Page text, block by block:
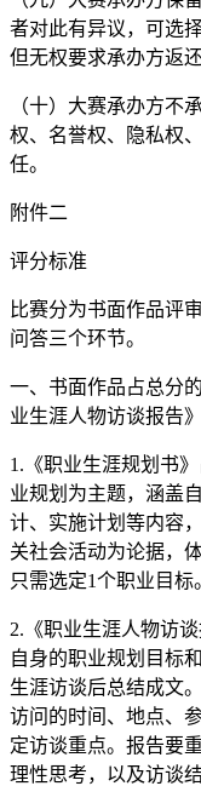
者对此有异议，可选
但无权要求承办方返
（十）大赛承办方不
权、名誉权、隐私权
任。
附件二
评分标准
比赛分为书面作品评
问答三个环节。
一、书面作品占总分
业生涯人物访谈报告
1.《职业生涯规划书
业规划为主题，涵盖
计、实施计划等内容
关社会活动为论据，
只需选定1个职业目标
2.《职业生涯人物访
自身的职业规划目标
生涯访谈后总结成文
访问的时间、地点、
定访谈重点。报告要
理性思考，以及访谈